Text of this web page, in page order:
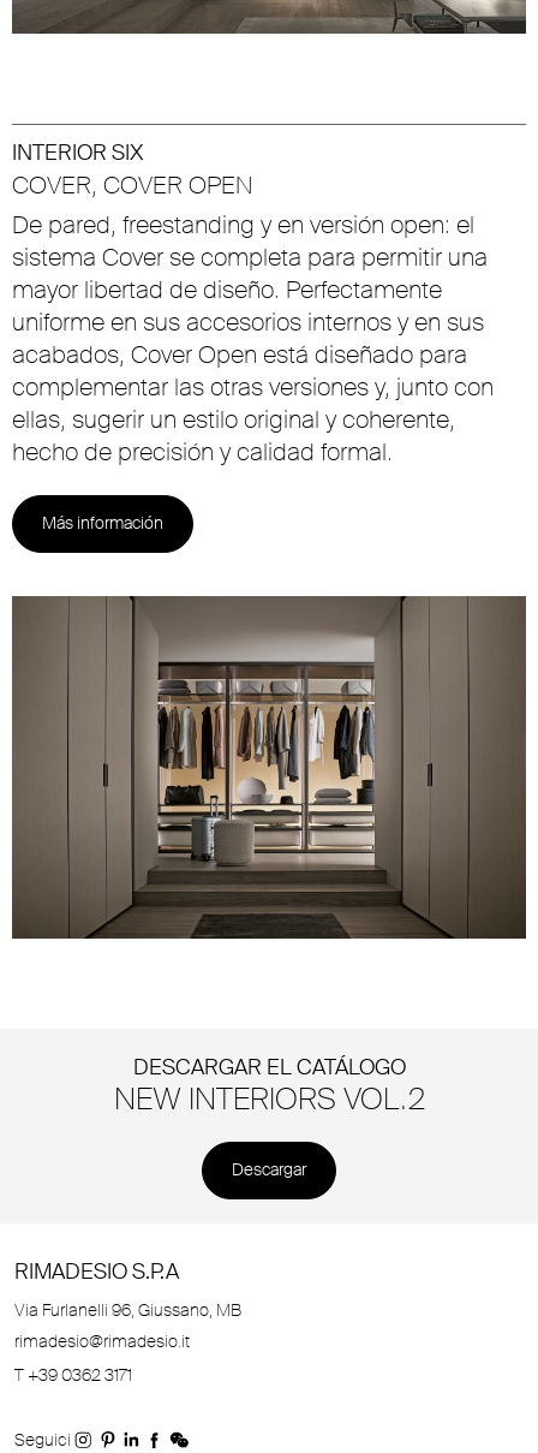
INTERIOR SIX
COVER, COVER OPEN
De pared, freestanding y en versión open: el
sistema Cover se completa para permitir una
mayor libertad de diseño. Perfectamente
uniforme en sus accesorios internos y en sus
acabados, Cover Open está diseñado para
complementar las otras versiones y, junto con
ellas, sugerir un estilo original y coherente,
hecho de precisión y calidad formal.
Más información
DESCARGAR EL CATÁLOGO
NEW INTERIORS VOL.2
Descargar
RIMADESIO S.P.A
Via Furlanelli 96, Giussano, MB
rimadesio@rimadesio.it
T +39 0362 3171
Seguici